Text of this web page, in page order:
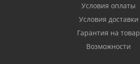
Условия оплаты
Условия доставки
Гарантия на товар
Возможности